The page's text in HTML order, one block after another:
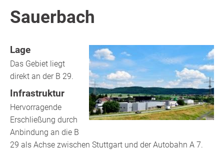
Sauerbach
Lage
Das Gebiet liegt
direkt an der B 29.
Infrastruktur
Hervorragende
Erschließung durch
Anbindung an die B
29 als Achse zwischen Stuttgart und der Autobahn A 7.